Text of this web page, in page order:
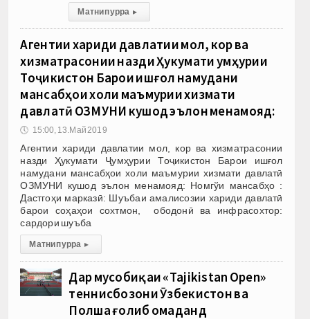
Матни пурра ▸
Агентии хариди давлатии мол, кор ва
хизматрасонии назди Ҳукумати Ҷумҳурии
Тоҷикистон Барои ишғол намудани
мансабҳои холи маъмурии хизмати
давлатӣ ОЗМУНИ кушод эълон менамояд:
🕔 15:00, 13.Май 2019
Агентии хариди давлатии мол, кор ва хизматрасонии
назди Ҳукумати Ҷумҳурии Тоҷикистон Барои ишғол
намудани мансабҳои холи маъмурии хизмати давлатӣ
ОЗМУНИ кушод эълон менамояд: Номгўи мансабҳо :
Дастгоҳи марказӣ: Шуъбаи амалисозии хариди давлатӣ
барои соҳаҳои сохтмон, ободонӣ ва инфрасохтор:
сардори шуъба
Матни пурра ▸
Дар мусобиқаи «Tajikistan Open»
теннисбозони Ӯзбекистон ва
Полша ғолиб омаданд